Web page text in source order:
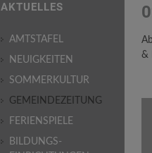
&
AKTUELLES
AMTSTAFEL
NEUIGKEITEN
SOMMERKULTUR
GEMEINDEZEITUNG
FERIENSPIELE
BILDUNGS-